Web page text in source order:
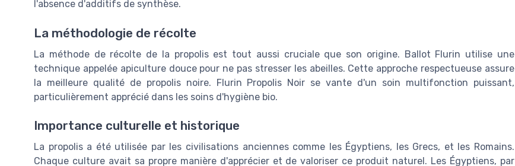
l'absence d'additifs de synthèse.
La méthodologie de récolte
La méthode de récolte de la propolis est tout aussi cruciale que son origine. Ballot Flurin utilise une
technique appelée apiculture douce pour ne pas stresser les abeilles. Cette approche respectueuse assure
la meilleure qualité de propolis noire. Flurin Propolis Noir se vante d'un soin multifonction puissant,
particulièrement apprécié dans les soins d'hygiène bio.
Importance culturelle et historique
La propolis a été utilisée par les civilisations anciennes comme les Égyptiens, les Grecs, et les Romains.
Chaque culture avait sa propre manière d'apprécier et de valoriser ce produit naturel. Les Égyptiens, par